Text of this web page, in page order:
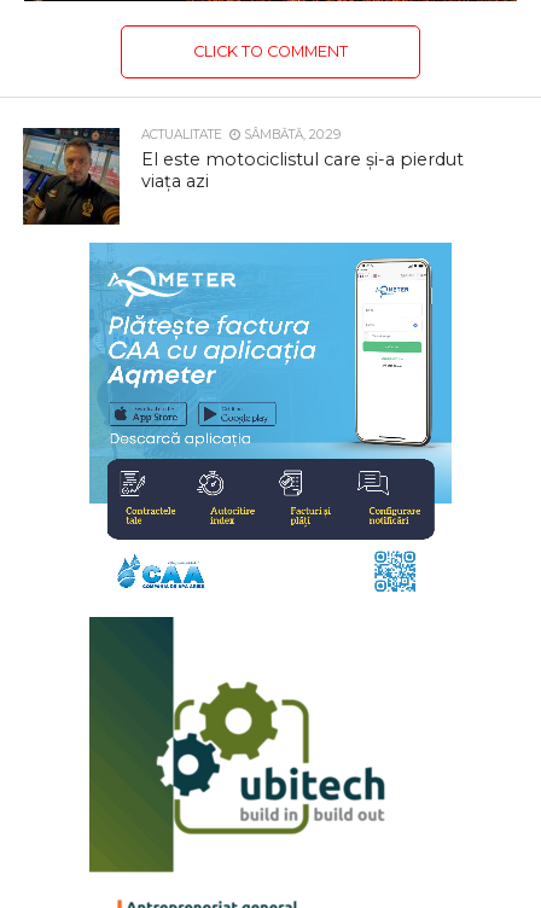
CLICK TO COMMENT
ACTUALITATE SÂMBĂTĂ, 20:29
El este motociclistul care și-a pierdut
viața azi